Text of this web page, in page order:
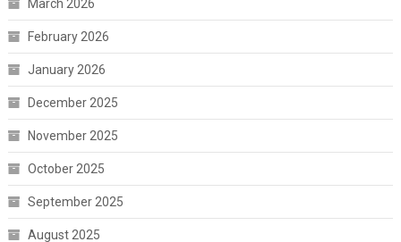
March 2026
February 2026
January 2026
December 2025
November 2025
October 2025
September 2025
August 2025